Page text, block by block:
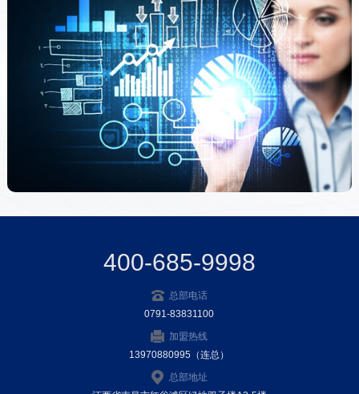
400-685-9998
总部电话
0791-83831100
加盟热线
13970880995（连总）
总部地址